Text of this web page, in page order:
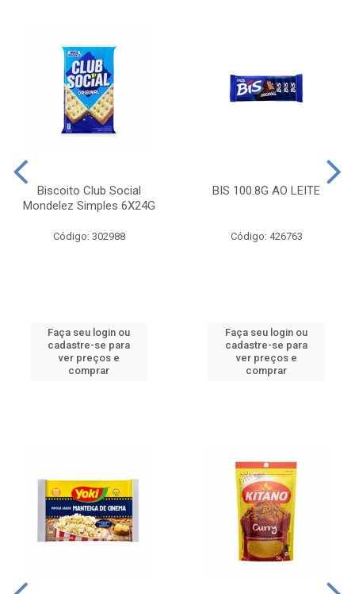
Biscoito Club Social
Mondelez Simples 6X24G
Código: 302988
Faça seu login ou
cadastre-se para
ver preços e
comprar
BIS 100.8G AO LEITE
Código: 426763
Faça seu login ou
cadastre-se para
ver preços e
comprar